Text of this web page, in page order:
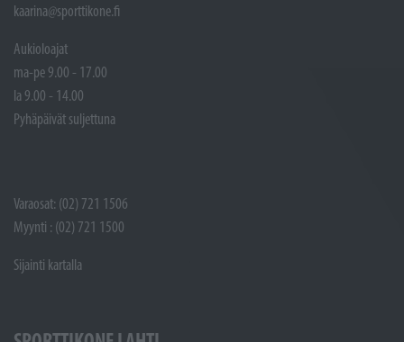
kaarina@sporttikone.fi
Aukioloajat
ma-pe 9.00 - 17.00
la 9.00 - 14.00
Pyhäpäivät suljettuna
Varaosat: (02) 721 1506
Myynti : (02) 721 1500
Sijainti kartalla